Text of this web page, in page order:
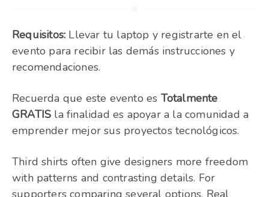
Requisitos: Llevar tu laptop y registrarte en el
evento para recibir las demás instrucciones y
recomendaciones.
Recuerda que este evento es Totalmente
GRATIS la finalidad es apoyar a la comunidad a
emprender mejor sus proyectos tecnológicos.
Third shirts often give designers more freedom
with patterns and contrasting details. For
supporters comparing several options, Real